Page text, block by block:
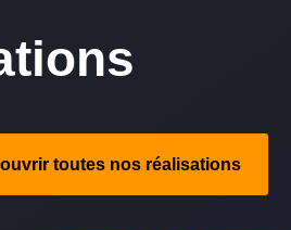
toutes nos réalisations